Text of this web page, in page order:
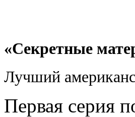
«Секретные
Лучший
Первая серия